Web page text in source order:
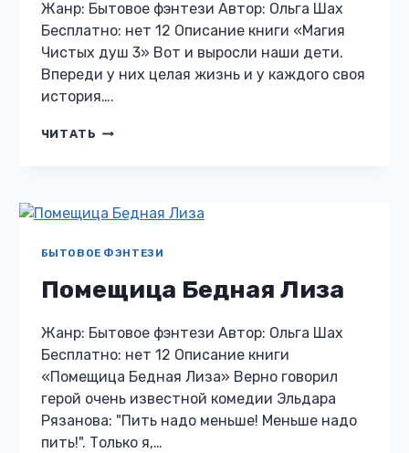
Жанр: Бытовое фэнтези Автор: Ольга Шах
Бесплатно: нет 12 Описание книги «Магия
Чистых душ 3» Вот и выросли наши дети.
Впереди у них целая жизнь и у каждого своя
история….
ЧИТАТЬ МАГИЯ
БЫТОВОЕ ФЭНТЕЗИ
Помещица Бедная Лиза
Жанр: Бытовое фэнтези Автор: Ольга Шах
Бесплатно: нет 12 Описание книги
«Помещица Бедная Лиза» Верно говорил
герой очень известной комедии Эльдара
Рязанова: "Пить надо меньше! Меньше надо
пить!". Только я,…